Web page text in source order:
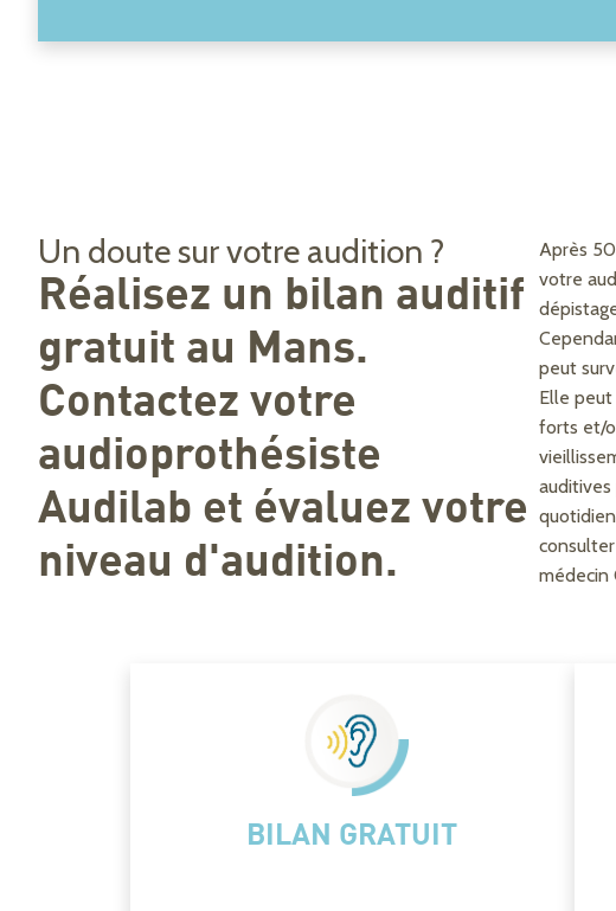
Un doute sur votre audition ?
Réalisez un bilan auditif
gratuit au Mans.
Contactez votre
audioprothésiste
Audilab et évaluez votre
niveau d'audition.
Après
votre
peut
Elle
forts et/
médecin
BILAN GRATUIT